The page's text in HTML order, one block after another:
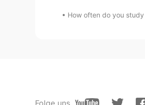
life haha
tom
How often do you
Folge uns